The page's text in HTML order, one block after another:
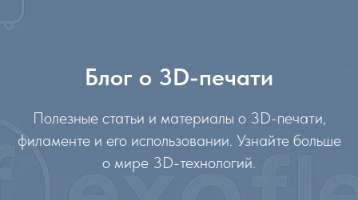
Блог о 3D-печати
Полезные статьи и материалы о 3D-печати,
филаменте и его использовании. Узнайте больше
о мире 3D-технологий.